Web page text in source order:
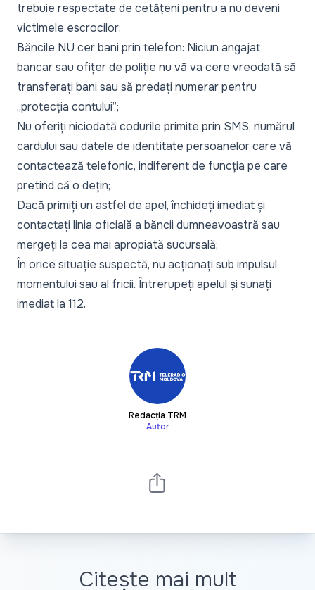
trebuie respectate de cetățeni pentru a nu deveni
victimele escrocilor:
Băncile NU cer bani prin telefon: Niciun angajat
bancar sau ofițer de poliție nu vă va cere vreodată să
transferați bani sau să predați numerar pentru
„protecția contului”;
Nu oferiți niciodată codurile primite prin SMS, numărul
cardului sau datele de identitate persoanelor care vă
contactează telefonic, indiferent de funcția pe care
pretind că o dețin;
Dacă primiți un astfel de apel, închideți imediat și
contactați linia oficială a băncii dumneavoastră sau
mergeți la cea mai apropiată sucursală;
În orice situație suspectă, nu acționați sub impulsul
momentului sau al fricii. Întrerupeți apelul și sunați
imediat la 112.
Redacția TRM
Autor
Citește mai mult